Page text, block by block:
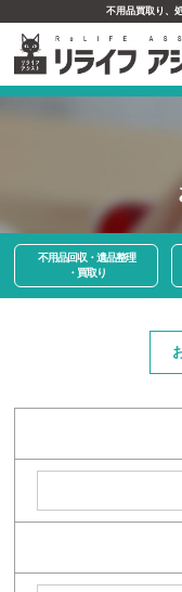
不用品買取り、
不用品回収・遺品整理
・買取り